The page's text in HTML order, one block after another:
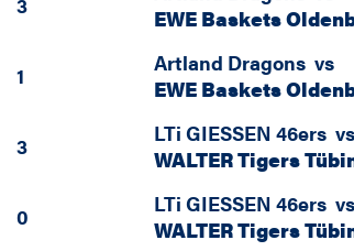
EWE Baskets
1 Artland Dragons vs
EWE Baskets
3 LTi GIESSEN 46ers vs
WALTER Tigers
0 LTi GIESSEN 46ers vs
WALTER Tigers